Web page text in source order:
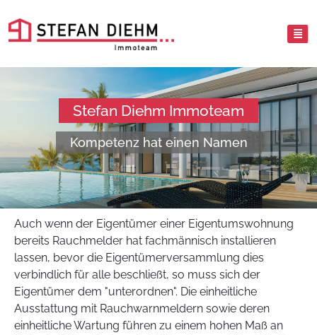
Stefan Diehm Immoteam
Kompetenz hat einen Namen
Auch wenn der Eigentümer einer Eigentumswohnung
bereits Rauchmelder hat fachmännisch installieren
lassen, bevor die Eigentümerversammlung dies
verbindlich für alle beschließt, so muss sich der
Eigentümer dem "unterordnen". Die einheitliche
Ausstattung mit Rauchwarnmeldern sowie deren
einheitliche Wartung führen zu einem hohen Maß an